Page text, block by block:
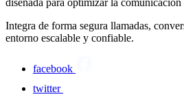
diseñada para optimizar la comunicación
Integra de forma segura llamadas,
entorno escalable y confiable.
facebook
twitter